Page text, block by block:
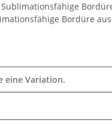
Bordüre aus
eine Variation.